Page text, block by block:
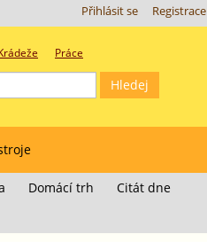
Registrace
Přihlásit se
Práce
Domácí trh
Citát dne